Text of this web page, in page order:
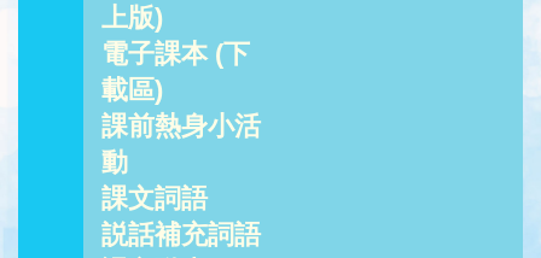
上版)
電子課本 (下
載區)
課前熱身小活
動
課文詞語
説話補充詞語